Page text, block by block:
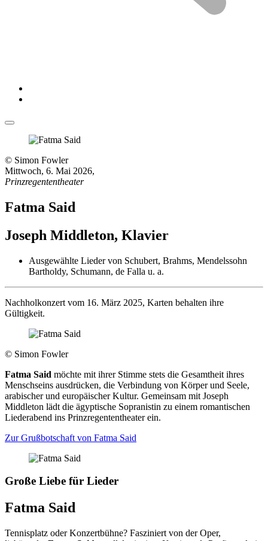
© Simon Fowler
Mittwoch, 6. Mai 2026,
Prinzregententheater
Fatma Said
Joseph Middleton, Klavier
Ausgewählte Lieder von Schubert, Brahms, Mendelssohn
Bartholdy, Schumann, de Falla u. a.
Nachholkonzert vom 16. März 2025, Karten behalten ihre
Gültigkeit.
© Simon Fowler
​‪Fatma Said möchte mit ihrer Stimme stets die Gesamtheit ihres
Menschseins ausdrücken, die Verbindung von Körper und Seele,
arabischer und europäischer Kultur. Gemeinsam mit Joseph
Middleton lädt die ägyptische Sopranistin zu einem romantischen
Liederabend ins Prinzregententheater ein.
Zur Grußbotschaft von Fatma Said
Große Liebe für Lieder
Fatma Said
Tennisplatz oder Konzertbühne? Fasziniert von der Oper,